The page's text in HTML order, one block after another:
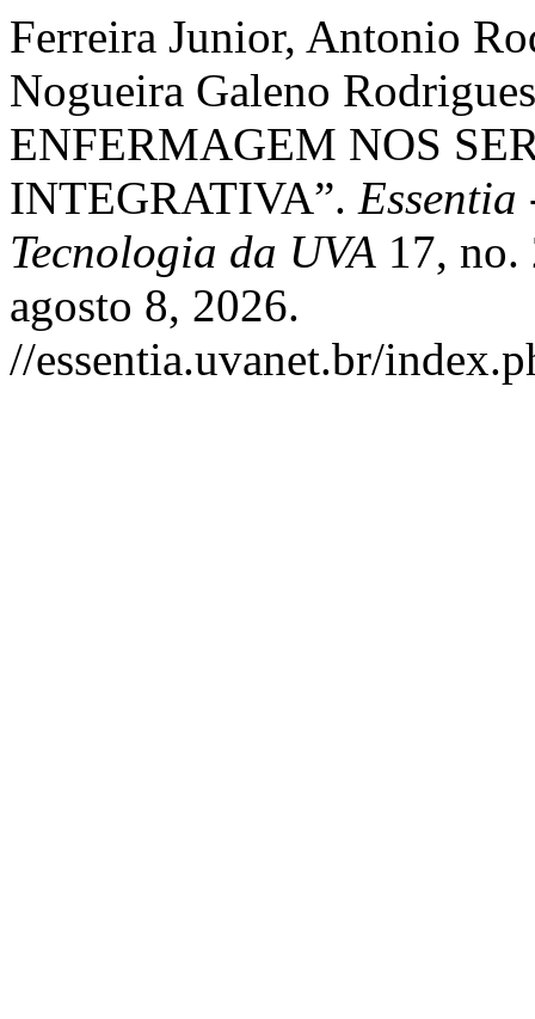
Ferreira Junior, Antonio
Nogueira Galeno
ENFERMAGEM NOS
INTEGRATIVA”. Essentia
Tecnologia da UVA 17, no.
agosto 8, 2026.
//essentia.uvanet.br/